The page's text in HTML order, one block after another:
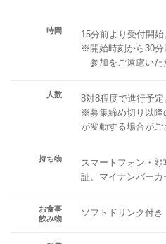
時間
15分前より受付開始
※開始時刻から30分
参加をご遠慮いた
人数
8対8程度で進行予定
※募集締め切り以降
が変動する場合がご
持ち物
スマートフォン・
証、マイナンバーカ
お食事
飲み物
ソフトドリンク付き